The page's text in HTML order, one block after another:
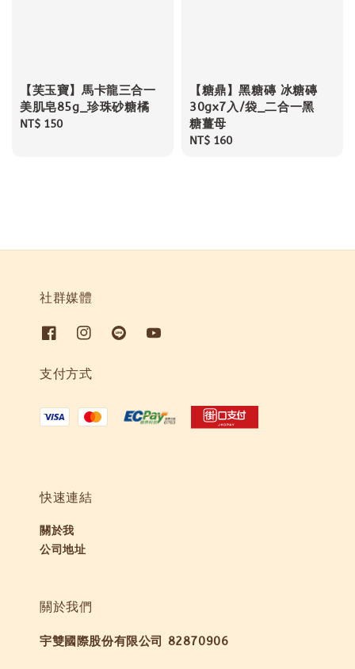
【芙玉寶】馬卡龍三合一
美肌皂85g_珍珠砂糖橘
Regular
NT$ 150
【糖鼎】黑糖磚 冰糖磚
30gx7入/袋_二合一黑
糖薑母
Regular
NT$ 160
社群媒體
支付方式
快速連結
關於我
公司地址
關於我們
宇雙國際股份有限公司 82870906